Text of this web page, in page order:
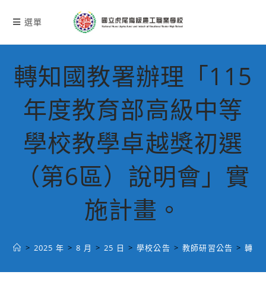
選單
轉知國教署辦理「115
年度教育部高級中等
學校教學卓越獎初選
（第6區）說明會」實
施計畫。
> 2025 年 > 8 月 > 25 日 > 學校公告 > 教師研習公告 > 轉知